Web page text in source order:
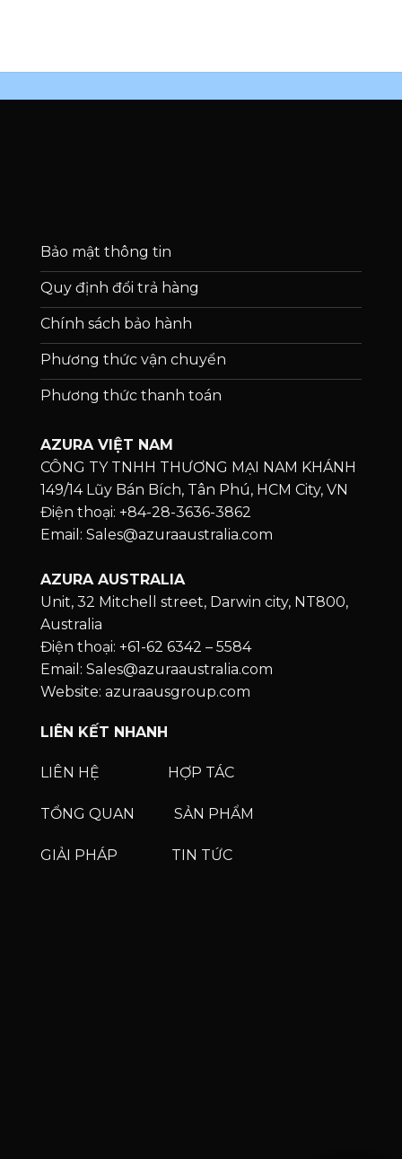
Bảo mật thông tin
Quy định đổi trả hàng
Chính sách bảo hành
Phương thức vận chuyển
Phương thức thanh toán
AZURA VIỆT NAM
CÔNG TY TNHH THƯƠNG MẠI NAM KHÁNH
149/14 Lũy Bán Bích, Tân Phú, HCM City, VN
Điện thoại: +84-28-3636-3862
Email: Sales@azuraaustralia.com
AZURA AUSTRALIA
Unit, 32 Mitchell street, Darwin city, NT800,
Australia
Điện thoại: +61-62 6342 – 5584
Email: Sales@azuraaustralia.com
Website: azuraausgroup.com
LIÊN KẾT NHANH
LIÊN HỆ HỢP TÁC
TỔNG QUAN SẢN PHẨM
GIẢI PHÁP TIN TỨC